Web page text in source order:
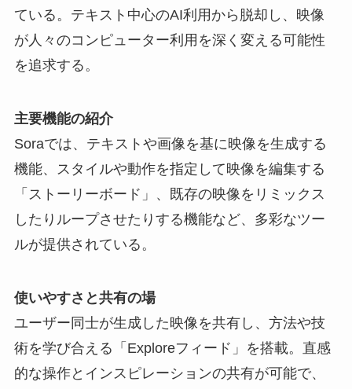
ている。テキスト中心のAI利用から脱却し、映像
が人々のコンピューター利用を深く変える可能性
を追求する。
主要機能の紹介
Soraでは、テキストや画像を基に映像を生成する
機能、スタイルや動作を指定して映像を編集する
「ストーリーボード」、既存の映像をリミックス
したりループさせたりする機能など、多彩なツー
ルが提供されている。
使いやすさと共有の場
ユーザー同士が生成した映像を共有し、方法や技
術を学び合える「Exploreフィード」を搭載。直感
的な操作とインスピレーションの共有が可能で、